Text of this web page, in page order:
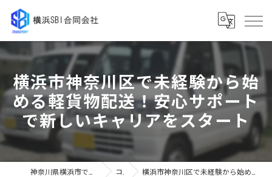
横浜市神奈川区で未経験から始
める軽貨物配送！安心サポート
で新しいキャリアをスタート
コラム 横浜市神奈川区で未経験から始める軽貨物配送！安心サポートで新しいキャリアをスタート